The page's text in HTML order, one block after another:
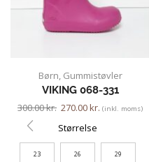
Børn, Gummistøvler
VIKING 068-331
300.00kr. 270.00kr. (inkl. moms)
Størrelse
23 26 29